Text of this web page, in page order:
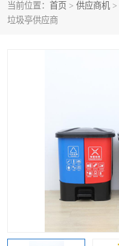
当前位置： 首页 > 供应商机 >
垃圾亭供应商
防疫岗亭